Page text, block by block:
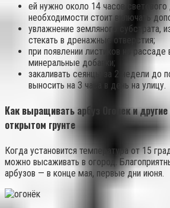
ей нужно около 14 часов светового
необходимости стоит включать
увлажнение земляного субстрата,
стекать в дренажные отверстия;
при появлении листиков на рассаде
минеральные добавки;
закаливать сеянцы за 2 недели до
выносить на 3 часа в день на улицу.
Как выращивать арбуз Огонек и
открытом грунте
Когда установится температура от 15
можно высаживать в огород.
арбузов — в конце мая, первые дни июня.